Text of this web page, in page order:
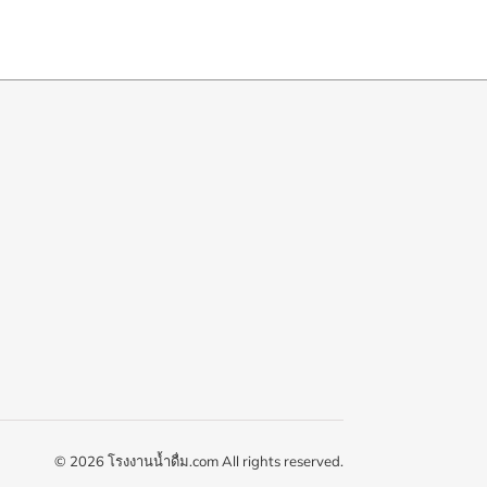
© 2026 โรงงานน้ำดื่ม.com All rights reserved.